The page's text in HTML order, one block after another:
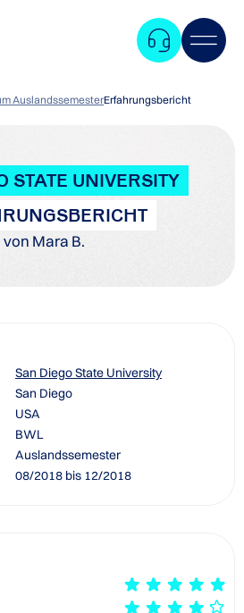
AuslandssemesterErfahrungsbericht
STATE UNIVERSITY
von Mara B.
San Diego State University
San Diego
USA
BWL
Auslandssemester
08/2018 bis 12/2018